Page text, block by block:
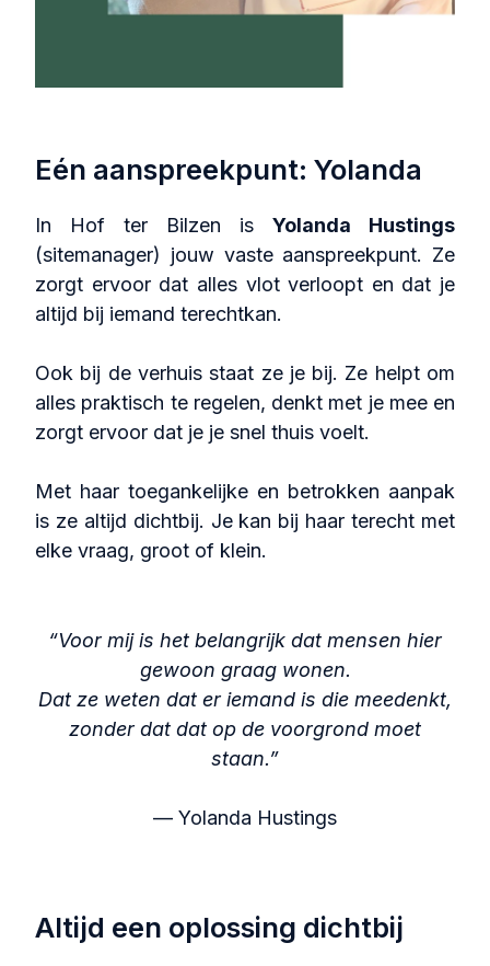
Eén aanspreekpunt: Yolanda
In Hof ter Bilzen is Yolanda Hustings
(sitemanager) jouw vaste aanspreekpunt. Ze
zorgt ervoor dat alles vlot verloopt en dat je
altijd bij iemand terechtkan.
Ook bij de verhuis staat ze je bij. Ze helpt om
alles praktisch te regelen, denkt met je mee en
zorgt ervoor dat je je snel thuis voelt.
Met haar toegankelijke en betrokken aanpak
is ze altijd dichtbij. Je kan bij haar terecht met
elke vraag, groot of klein.
“Voor mij is het belangrijk dat mensen hier
gewoon graag wonen.
Dat ze weten dat er iemand is die meedenkt,
zonder dat dat op de voorgrond moet
staan.”
— Yolanda Hustings
Altijd een oplossing dichtbij